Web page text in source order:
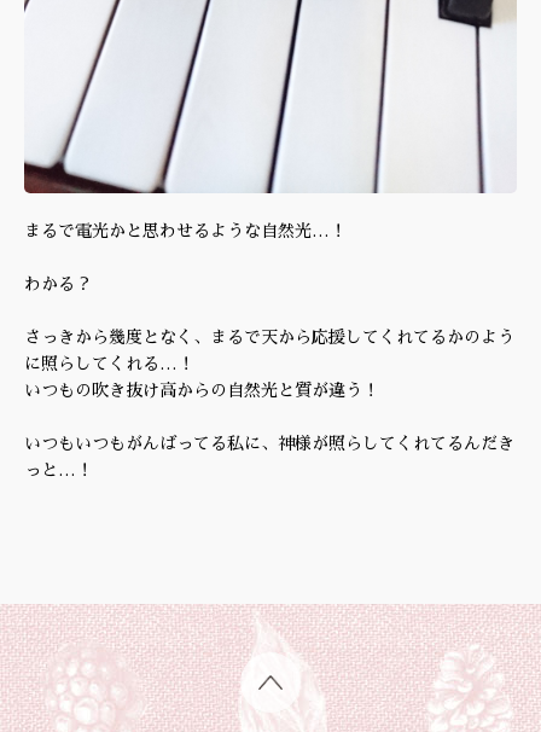
まるで電光かと思わせるような自然光…！
わかる？
さっきから幾度となく、まるで天から応援してくれてるかのよう
に照らしてくれる…！
いつもの吹き抜け高からの自然光と質が違う！
いつもいつもがんばってる私に、神様が照らしてくれてるんだき
っと…！